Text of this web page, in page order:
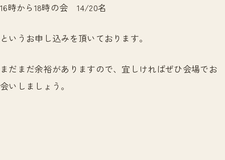
16時から18時の会 14/20名
というお申し込みを頂いております。
まだまだ余裕がありますので、宜しければぜひ会場でお
会いしましょう。